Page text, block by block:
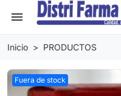
menu
Inicio PRODUCTOS
Fuera de stock